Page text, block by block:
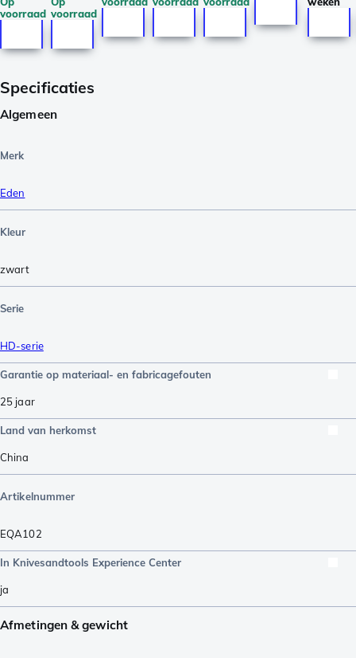
voorraad voorraad
Specificaties
Algemeen
Merk
Eden
Kleur
zwart
Serie
HD-serie
Garantie op materiaal- en fabricagefouten
25 jaar
Land van herkomst
China
Artikelnummer
EQA102
In Knivesandtools Experience Center
ja
Afmetingen & gewicht